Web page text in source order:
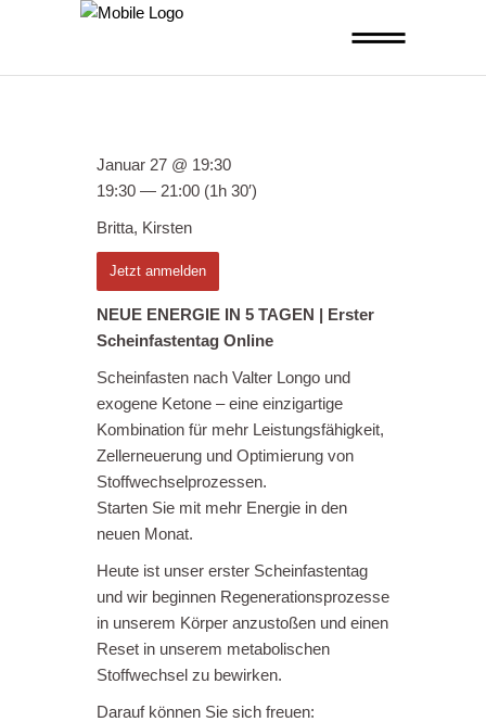
NEUE ENERGIE IN 5 TAGEN | Erster
Scheinfastentag Online
Scheinfasten nach Valter Longo und
exogene Ketone – eine einzigartige
Kombination für mehr Leistungsfähigkeit,
Zellerneuerung und Optimierung von
Stoffwechselprozessen.
Starten Sie mit mehr Energie in den
neuen Monat.
Heute ist unser erster Scheinfastentag
und wir beginnen Regenerationsprozesse
in unserem Körper anzustoßen und einen
Reset in unserem metabolischen
Stoffwechsel zu bewirken.
Darauf können Sie sich freuen:
Januar 27 @ 19:30
19:30 — 21:00 (1h 30′)
Britta, Kirsten
Jetzt anmelden